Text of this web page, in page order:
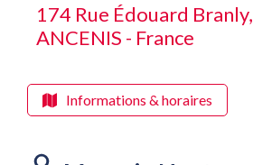
174 Rue Édouard Branly,
ANCENIS - France
Informations & horaires